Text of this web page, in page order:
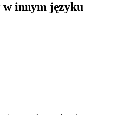
w innym języku